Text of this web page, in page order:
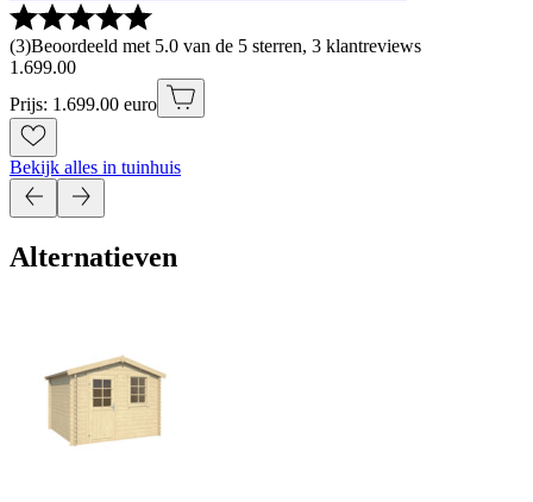
(3)Beoordeeld met 5.0 van de 5 sterren, 3 klantreviews
1 .699.00
Prijs: 1.699.00 euro
Bekijk alles in tuinhuis
Alternatieven